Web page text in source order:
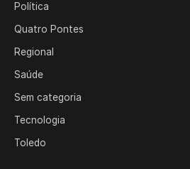
Política
Quatro Pontes
Regional
Saúde
Sem categoria
Tecnologia
Toledo